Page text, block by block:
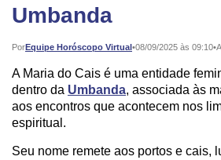
Umbanda
PorEquipe Horóscopo Virtual•
Publicado: 08/09/2025 às 09:10•
A Maria do Cais é uma entidade
dentro da Umbanda, associada às
aos encontros que acontecem nos
espiritual.
Seu nome remete aos portos e cais,